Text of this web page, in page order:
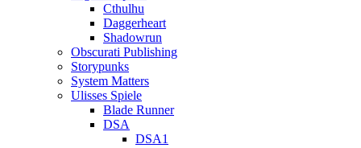
Cthulhu
Daggerheart
Shadowrun
Obscurati Publishing
Storypunks
System Matters
Ulisses Spiele
Blade Runner
DSA
DSA1